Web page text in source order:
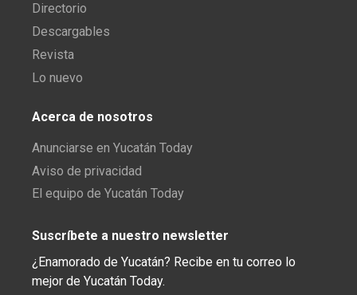
Directorio
Descargables
Revista
Lo nuevo
Acerca de nosotros
Anunciarse en Yucatán Today
Aviso de privacidad
El equipo de Yucatán Today
Suscríbete a nuestro newsletter
¿Enamorado de Yucatán? Recibe en tu correo lo
mejor de Yucatán Today.